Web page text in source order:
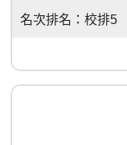
名次排名： 校排5